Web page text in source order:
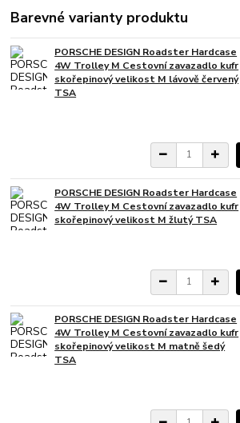
Barevné varianty produktu
PORSCHE DESIGN Roadster Hardcase
4W Trolley M Cestovní zavazadlo kufr
skořepinový velikost M lávově červený
TSA
PORSCHE DESIGN Roadster Hardcase
4W Trolley M Cestovní zavazadlo kufr
skořepinový velikost M žlutý TSA
PORSCHE DESIGN Roadster Hardcase
4W Trolley M Cestovní zavazadlo kufr
skořepinový velikost M matně šedý
TSA